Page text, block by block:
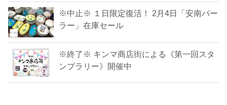
※中止※ １日限定復活！ 2月4日「安南パー
ラー」在庫セール
※終了※ キンマ商店街による《第一回スタ
ンプラリー》開催中